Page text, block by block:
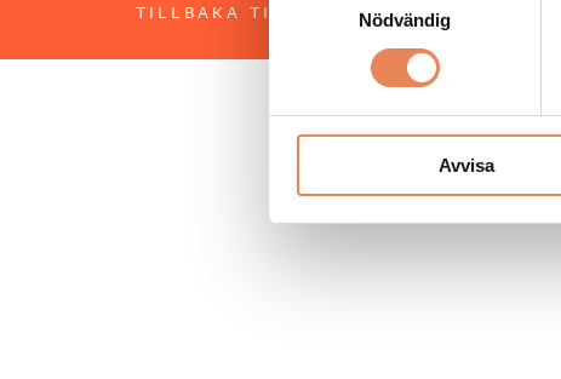
Nödvändig
Avvisa
TILLBAKA TILL TOPPEN OM